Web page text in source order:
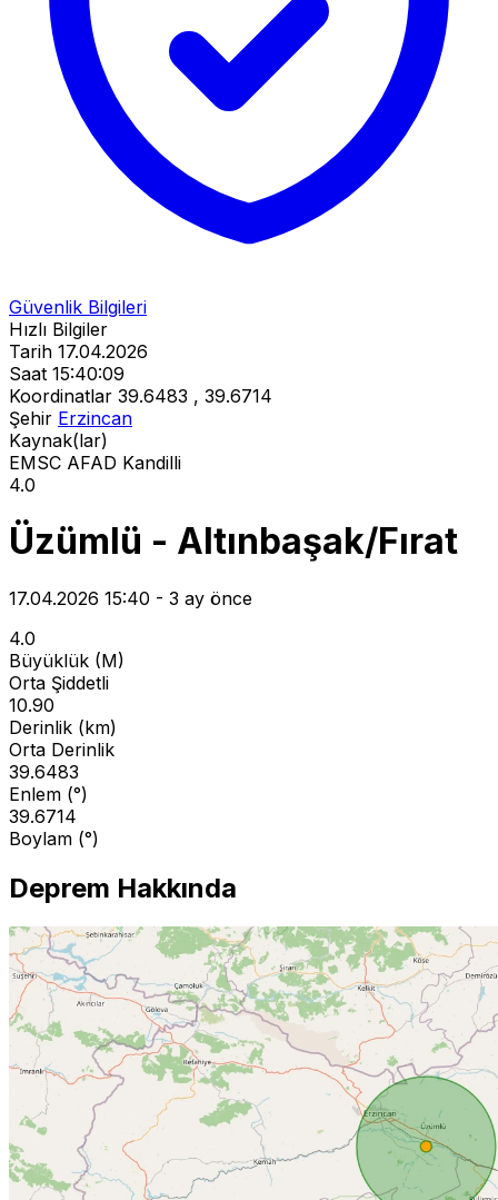
Güvenlik Bilgileri
Hızlı Bilgiler
Tarih 17.04.2026
Saat 15:40:09
Koordinatlar 39.6483 , 39.6714
Şehir Erzincan
Kaynak(lar)
EMSC AFAD Kandilli
4.0
Üzümlü - Altınbaşak/Fırat
17.04.2026 15:40 - 3 ay önce
4.0
Büyüklük (M)
Orta Şiddetli
10.90
Derinlik (km)
Orta Derinlik
39.6483
Enlem (°)
39.6714
Boylam (°)
Deprem Hakkında